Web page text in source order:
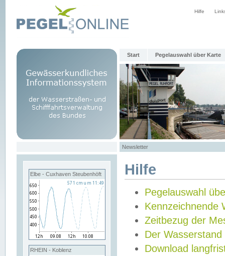
Hilfe
Start Pegelauswahl über Karte
Newsletter
Elbe - Cuxhaven Steubenhöft
RHEIN - Koblenz
Hilfe
Pegelauswahl
Kennzeichnende
Zeitbezug der
Der Wasserstand
Download